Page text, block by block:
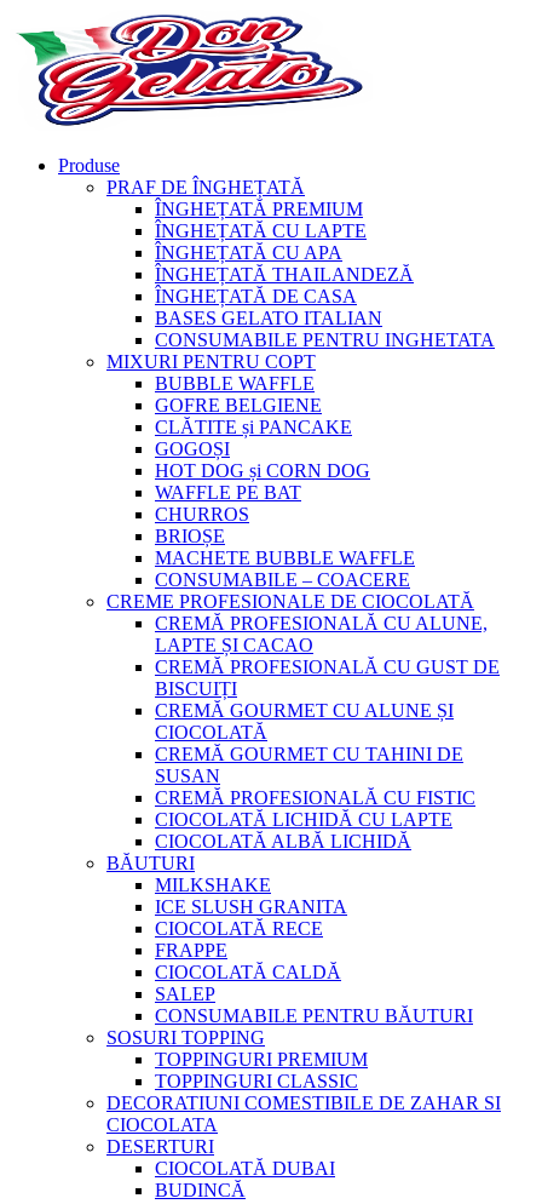
Produse
PRAF DE ÎNGHEȚATĂ
ÎNGHEȚATĂ PREMIUM
ÎNGHEȚATĂ CU LAPTE
ÎNGHEȚATĂ CU APA
ÎNGHEȚATĂ THAILANDEZĂ
ÎNGHEȚATĂ DE CASA
BASES GELATO ITALIAN
CONSUMABILE PENTRU INGHETATA
MIXURI PENTRU COPT
BUBBLE WAFFLE
GOFRE BELGIENE
CLĂTITE și PANCAKE
GOGOȘI
HOT DOG și CORN DOG
WAFFLE PE BAT
CHURROS
BRIOȘE
MACHETE BUBBLE WAFFLE
CONSUMABILE – COACERE
CREME PROFESIONALE DE CIOCOLATĂ
CREMĂ PROFESIONALĂ CU ALUNE,
LAPTE ȘI CACAO
CREMĂ PROFESIONALĂ CU GUST DE
BISCUIȚI
CREMĂ GOURMET CU ALUNE ȘI
CIOCOLATĂ
CREMĂ GOURMET CU TAHINI DE
SUSAN
CREMĂ PROFESIONALĂ CU FISTIC
CIOCOLATĂ LICHIDĂ CU LAPTE
CIOCOLATĂ ALBĂ LICHIDĂ
BĂUTURI
MILKSHAKE
ICE SLUSH GRANITA
CIOCOLATĂ RECE
FRAPPE
CIOCOLATĂ CALDĂ
SALEP
CONSUMABILE PENTRU BĂUTURI
SOSURI TOPPING
TOPPINGURI PREMIUM
TOPPINGURI CLASSIC
DECORATIUNI COMESTIBILE DE ZAHAR SI
CIOCOLATA
DESERTURI
CIOCOLATĂ DUBAI
BUDINCĂ